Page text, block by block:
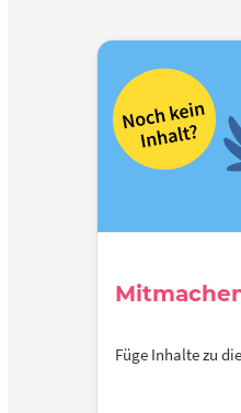
Füge Inhalte zu